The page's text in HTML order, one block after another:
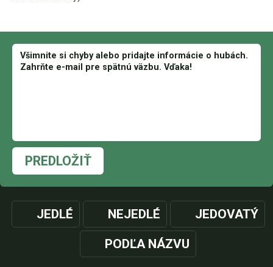
PREDLOŽIŤ
JEDLÉ NEJEDLÉ JEDOVATÝ
PODĽA NÁZVU